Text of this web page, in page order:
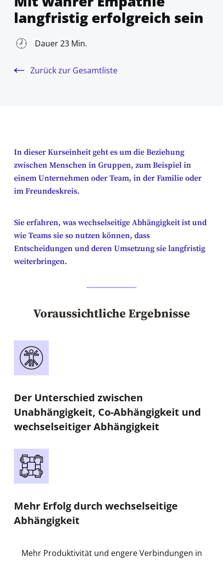
langfristig erfolgreich sein
Dauer 23 Min.
Zurück zur Gesamtliste
In dieser Kurseinheit geht es um die Beziehung
zwischen Menschen in Gruppen, zum Beispiel in
einem Unternehmen oder Team, in der Familie oder
im Freundeskreis.
Sie erfahren, was wechselseitige Abhängigkeit ist und
wie Teams sie so nutzen können, dass
Entscheidungen und deren Umsetzung sie langfristig
weiterbringen.
Voraussichtliche Ergebnisse
Der Unterschied zwischen
Unabhängigkeit, Co-Abhängigkeit und
wechselseitiger Abhängigkeit
Mehr Erfolg durch wechselseitige
Abhängigkeit
Mehr Produktivität und engere Verbindungen in